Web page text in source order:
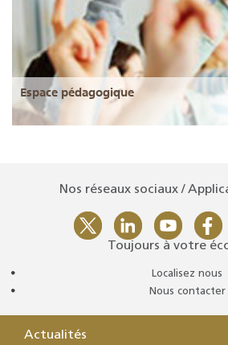
Espace pédagogique
Nos réseaux sociaux /
Toujours à votre
Localisez nous
Nous contacter
Actualités